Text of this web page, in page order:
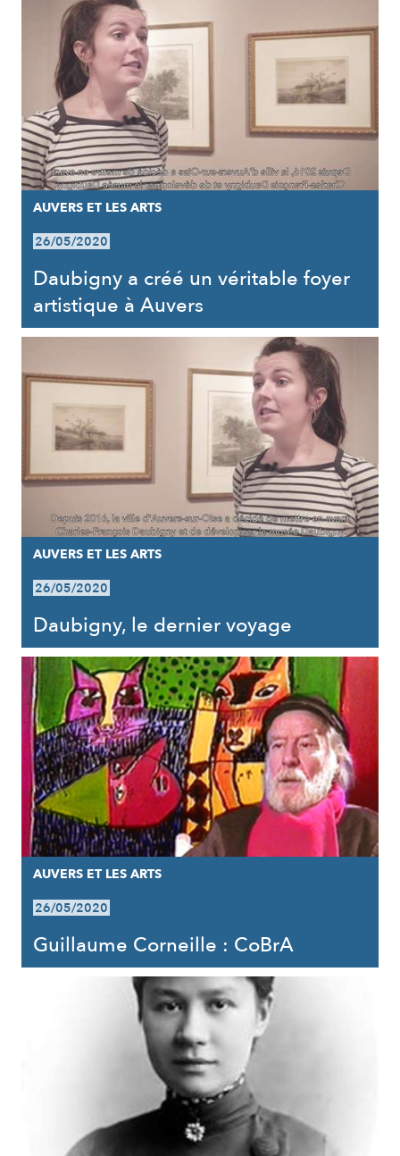
AUVERS ET LES ARTS
26/05/2020
Daubigny a créé un véritable foyer
artistique à Auvers
AUVERS ET LES ARTS
26/05/2020
Daubigny, le dernier voyage
AUVERS ET LES ARTS
26/05/2020
Guillaume Corneille : CoBrA